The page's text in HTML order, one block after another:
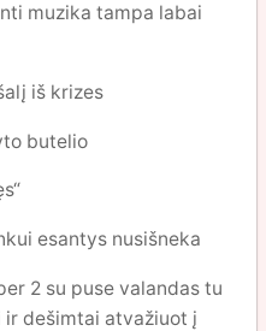
muzika tampa labai
iš krizes
butelio
esantys nusišneka
2 su puse valandas tu
dešimtai atvažiuot į